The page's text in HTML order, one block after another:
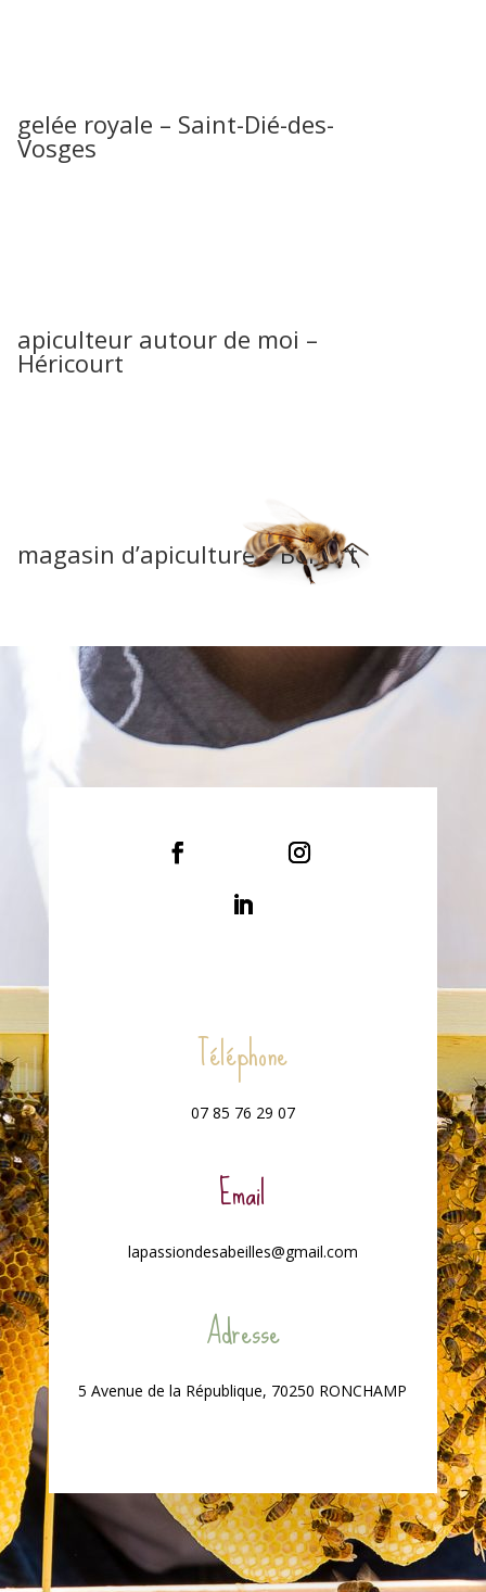
gelée royale – Saint-Dié-des-
Vosges
apiculteur autour de moi –
Héricourt
magasin d’apiculture – Belfort
Téléphone
07 85 76 29 07
Email
lapassiondesabeilles@gmail.com
Adresse
5 Avenue de la République, 70250 RONCHAMP